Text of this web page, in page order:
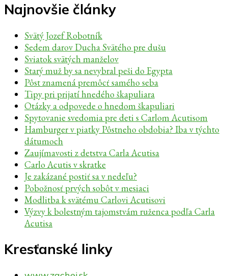
Najnovšie články
Svätý Jozef Robotník
Sedem darov Ducha Svätého pre dušu
Sviatok svätých manželov
Starý muž by sa nevybral peši do Egypta
Pôst znamená premôcť samého seba
Tipy pri prijatí hnedého škapuliara
Otázky a odpovede o hnedom škapuliari
Spytovanie svedomia pre deti s Carlom Acutisom
Hamburger v piatky Pôstneho obdobia? Iba v týchto
dátumoch
Zaujímavosti z detstva Carla Acutisa
Carlo Acutis v skratke
Je zakázané postiť sa v nedeľu?
Pobožnosť prvých sobôt v mesiaci
Modlitba k svätému Carlovi Acutisovi
Výzvy k bolestným tajomstvám ruženca podľa Carla
Acutisa
Kresťanské linky